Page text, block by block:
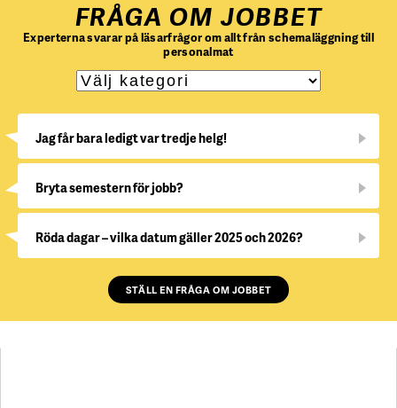
FRÅGA OM JOBBET
Experterna svarar på läsarfrågor om allt från schemaläggning till
personalmat
Jag får bara ledigt var tredje helg!
Bryta semestern för jobb?
Röda dagar – vilka datum gäller 2025 och 2026?
STÄLL EN FRÅGA OM JOBBET